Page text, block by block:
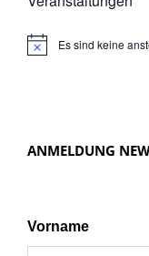
N
Es sind keine
ANMELDUNG
Vorname